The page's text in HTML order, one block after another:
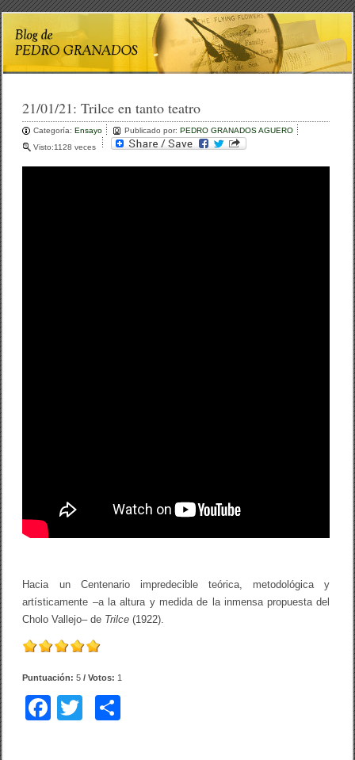
21/01/21:Trilce en tanto teatro
Categoría:Ensayo Publicado por:PEDRO GRANADOS AGUERO
Visto:1128 veces
Hacia un Centenario impredecible teórica, metodológica y
artísticamente –a la altura y medida de la inmensa propuesta del
Cholo Vallejo– de Trilce (1922).
Puntuación:5 / Votos: 1
F
T